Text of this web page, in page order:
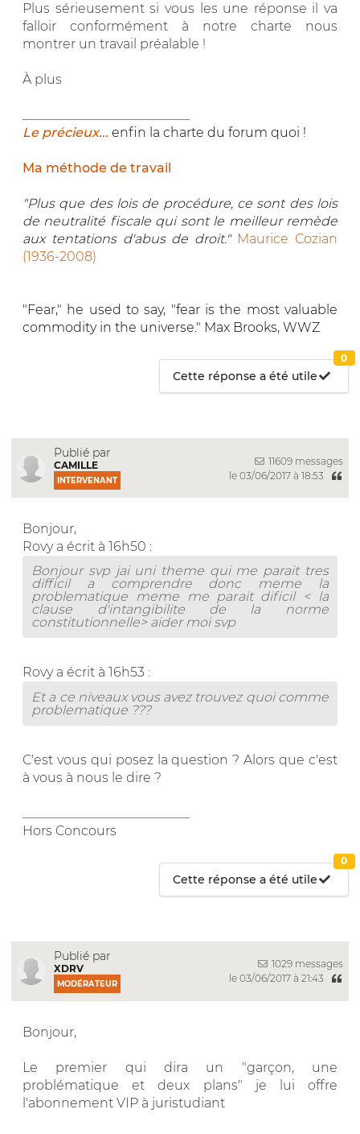
Plus sérieusement si vous les une réponse il va
falloir conformément à notre charte nous
montrer un travail préalable !
À plus
Le précieux... enfin la charte du forum quoi !
Ma méthode de travail
"Plus que des lois de procédure, ce sont des lois
de neutralité fiscale qui sont le meilleur remède
aux tentations d'abus de droit." Maurice Cozian
(1936-2008)
"Fear," he used to say, "fear is the most valuable
commodity in the universe." Max Brooks, WWZ
Cette réponse a été utile
0
Publié par
CAMILLE
INTERVENANT
11609 messages
le 03/06/2017 à 18:53
Bonjour,
Rovy a écrit à 16h50 :
Bonjour svp jai uni theme qui me parait tres
difficil a comprendre donc meme la
problematique meme me parait dificil < la
clause d'intangibilite de la norme
constitutionnelle> aider moi svp
Rovy a écrit à 16h53 :
Et a ce niveaux vous avez trouvez quoi comme
problematique ???
C'est vous qui posez la question ? Alors que c'est
à vous à nous le dire ?
Hors Concours
Cette réponse a été utile
0
Publié par
XDRV
MODÉRATEUR
1029 messages
le 03/06/2017 à 21:43
Bonjour,
Le premier qui dira un "garçon, une
problématique et deux plans" je lui offre
l'abonnement VIP à juristudiant